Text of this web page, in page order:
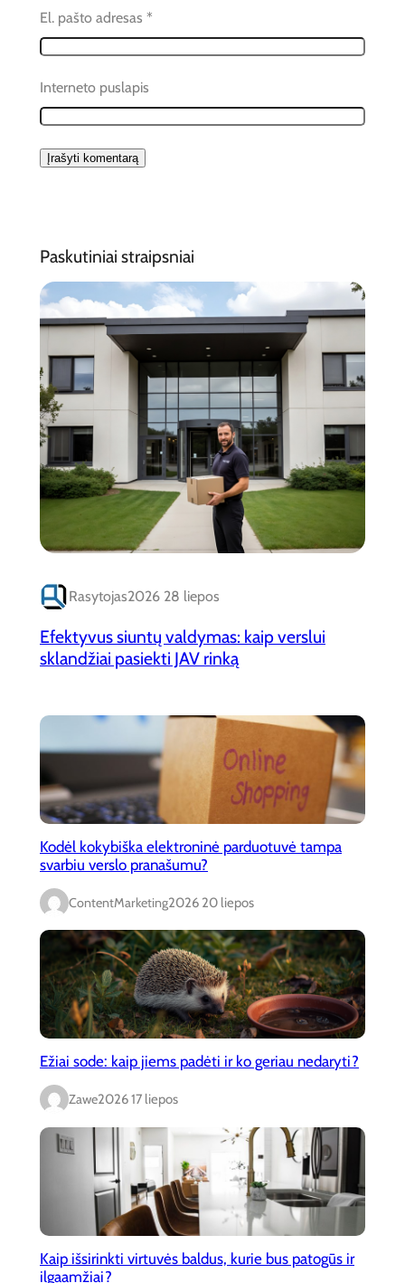
El. pašto adresas *
Interneto puslapis
Paskutiniai straipsniai
Rasytojas2026 28 liepos
Efektyvus siuntų valdymas: kaip verslui
sklandžiai pasiekti JAV rinką
Kodėl kokybiška elektroninė parduotuvė tampa
svarbiu verslo pranašumu?
ContentMarketing2026 20 liepos
Ežiai sode: kaip jiems padėti ir ko geriau nedaryti?
Zawe2026 17 liepos
Kaip išsirinkti virtuvės baldus, kurie bus patogūs ir
ilgaamžiai?